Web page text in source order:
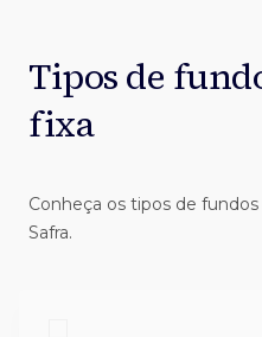
Tipos de
fixa
Conheça os tipos de
Safra.